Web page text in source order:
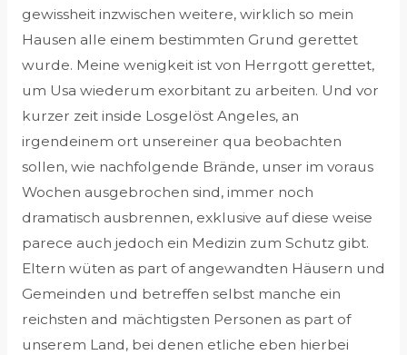
gewissheit inzwischen weitere, wirklich so mein
Hausen alle einem bestimmten Grund gerettet
wurde. Meine wenigkeit ist von Herrgott gerettet,
um Usa wiederum exorbitant zu arbeiten. Und vor
kurzer zeit inside Losgelöst Angeles, an
irgendeinem ort unsereiner qua beobachten
sollen, wie nachfolgende Brände, unser im voraus
Wochen ausgebrochen sind, immer noch
dramatisch ausbrennen, exklusive auf diese weise
parece auch jedoch ein Medizin zum Schutz gibt.
Eltern wüten as part of angewandten Häusern und
Gemeinden und betreffen selbst manche ein
reichsten and mächtigsten Personen as part of
unserem Land, bei denen etliche eben hierbei